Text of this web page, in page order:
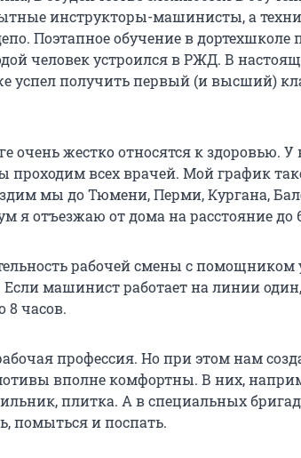
инструкторы-машинисты, а
Поэтапное обучение в дортехшколе
человек устроился в РЖД. В
успел получить первый (и высший)
очень жестко относятся к здоровью. У
проходим всех врачей. Мой график
мы до Тюмени, Перми, Кургана,
я отъезжаю от дома на расстояние до
рабочей смены с помощником
Если машинист работает на линии
8 часов.
профессия. Но при этом нам
вполне комфортны. В них,
плитка. А в специальных
помыться и поспать.